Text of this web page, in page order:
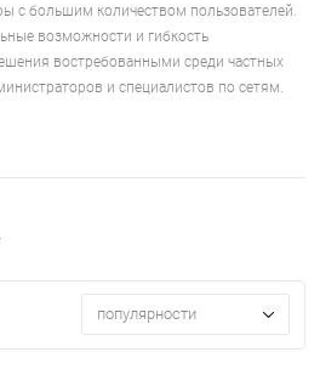
с большим количеством пользователей.
возможности и гибкость
востребованными среди частных
и специалистов по сетям.
популярности